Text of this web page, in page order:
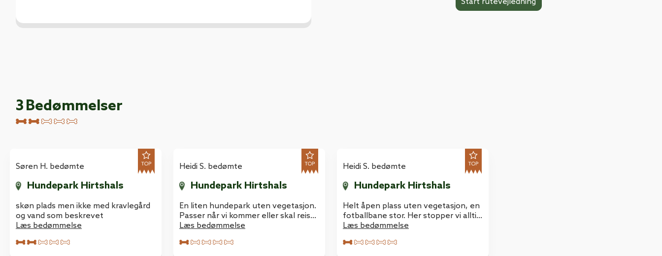
3Bedømmelser
Søren H. bedømte
Hundepark Hirtshals
skøn plads men ikke med kravlegård
og vand som beskrevet
Læs bedømmelse
Heidi S. bedømte
Hundepark Hirtshals
En liten hundepark uten vegetasjon.
Passer når vi kommer eller skal reise
til og fra Norge. Da får hunden løpt
Læs bedømmelse
Heidi S. bedømte
Hundepark Hirtshals
Helt åpen plass uten vegetasjon, en
fotballbane stor. Her stopper vi alltid
før og etter ferjen slik at hunden kan
Læs bedømmelse